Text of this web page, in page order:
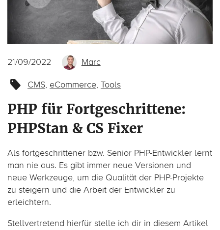
21/09/2022 Marc
CMS, eCommerce, Tools
PHP für Fortgeschrittene:
PHPStan & CS Fixer
Als fortgeschrittener bzw. Senior PHP-Entwickler lernt
man nie aus. Es gibt immer neue Versionen und
neue Werkzeuge, um die Qualität der PHP-Projekte
zu steigern und die Arbeit der Entwickler zu
erleichtern.
Stellvertretend hierfür stelle ich dir in diesem Artikel